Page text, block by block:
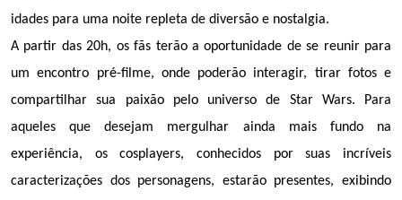
idades para uma noite repleta de diversão e nostalgia.
A partir das 20h, os fãs terão a oportunidade de se reunir para
um encontro pré-filme, onde poderão interagir, tirar fotos e
compartilhar sua paixão pelo universo de Star Wars. Para
aqueles que desejam mergulhar ainda mais fundo na
experiência, os cosplayers, conhecidos por suas incríveis
caracterizações dos personagens, estarão presentes, exibindo